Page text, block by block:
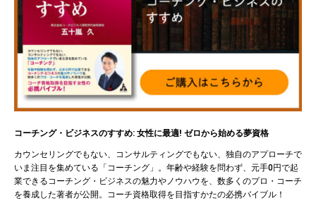
コーチング・ビジネスのすすめ: 女性に最適! ゼロから始める夢資格
カウンセリングでもない、コンサルティングでもない、独自のアプローチで
いま注目を集めている「コーチング」。年齢や経験を問わず、元手0円で起
業できるコーチング・ビジネスの魅力やノウハウを、数多くのプロ・コーチ
を養成した著者が公開。コーチ資格取得を目指すかたの必携バイブル！